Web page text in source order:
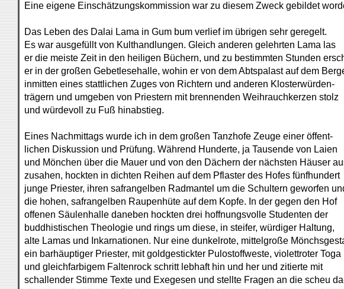
Eine eigene Einschätzungskommission war zu diesem Zweck gebildet
Das Leben des Dalai Lama in Gum bum verlief im übrigen sehr geregelt.
Es war ausgefüllt von Kulthandlungen. Gleich anderen gelehrten Lama las
er die meiste Zeit in den heiligen Büchern, und zu bestimmten Stunden
er in der großen Gebetlesehalle, wohin er von dem Abtspalast auf dem
inmitten eines stattlichen Zuges von Richtern und anderen Klosterwürden-
trägern und umgeben von Priestern mit brennenden Weihrauchkerzen stolz
und würdevoll zu Fuß hinabstieg.
Eines Nachmittags wurde ich in dem großen Tanzhofe Zeuge einer öffent-
lichen Diskussion und Prüfung. Während Hunderte, ja Tausende von Laien
und Mönchen über die Mauer und von den Dächern der nächsten Häuser
zusahen, hockten in dichten Reihen auf dem Pflaster des Hofes fünfhundert
junge Priester, ihren safrangelben Radmantel um die Schultern geworfen
die hohen, safrangelben Raupenhüte auf dem Kopfe. In der gegen den Hof
offenen Säulenhalle daneben hockten drei hoffnungsvolle Studenten der
buddhistischen Theologie und rings um diese, in steifer, würdiger Haltung,
alte Lamas und Inkarnationen. Nur eine dunkelrote, mittelgroße
ein barhäuptiger Priester, mit goldgestickter Pulostoffweste, violettroter Toga
und gleichfarbigem Faltenrock schritt lebhaft hin und her und zitierte mit
schallender Stimme Texte und Exegesen und stellte Fragen an die scheu